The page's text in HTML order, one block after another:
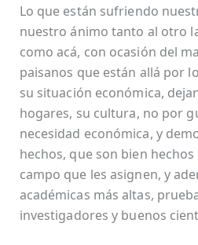
Lo que están sufriendo
nuestro ánimo tanto al otro
como acá, con ocasión del
paisanos que están allá por
su situación económica,
hogares, su cultura, no por
necesidad económica, y
hechos, que son bien
campo que les asignen, y
académicas más altas,
investigadores y buenos